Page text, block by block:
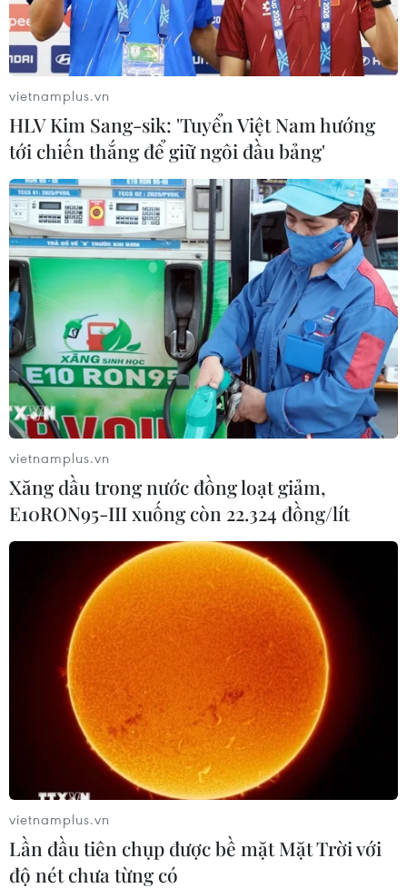
Yêu cầu xác định nguyên nhân cá chết
trên sông La Ngà
28/05/2019 11:34
Phó Thủ tướng lưu ý trường hợp nguyên nhân cá chết số
lượng lớn trên sông La Ngà là do hành vi vi phạm pháp
luật gây ra thì xử lý nghiêm theo quy định của pháp
luật.
Cá chết hàng loạt gây ô nhiễm lòng hồ
cảnh quan thành phố Bảo Lộc
13/06/2019 03:05
Hơn 10 ngày qua, tại hồ Đồng Nai thượng và Đồng Nai
hạ là hồ cảnh quan của thành phố Bảo Lộc đã xảy ra
tình trạng cá chết hàng loạt, nổi đầy trên mặt hồ, gây ô
nhiễm nặng.
vietnamplus.vn
HLV Kim Sang-sik: 'Tuyển Việt Nam hướng
tới chiến thắng để giữ ngôi đầu bảng'
vietnamplus.vn
Xăng dầu trong nước đồng loạt giảm,
E10RON95-III xuống còn 22.324 đồng/lít
vietnamplus.vn
Lần đầu tiên chụp được bề mặt Mặt Trời với
độ nét chưa từng có